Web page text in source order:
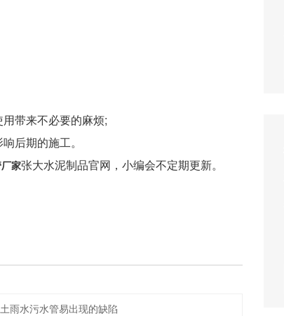
带来不必要的麻烦;
后期的施工。
家张大水泥制品官网，小编会不定期更新。
雨水污水管易出现的缺陷